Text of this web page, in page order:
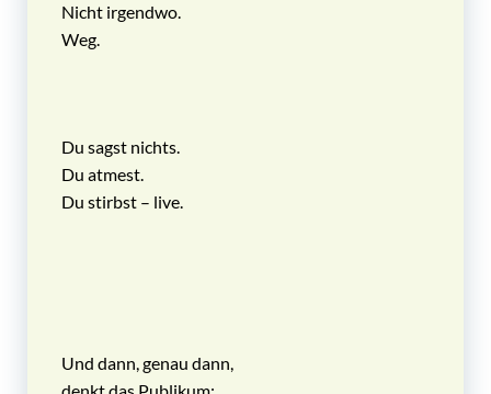
Nicht irgendwo.
Weg.
Du sagst nichts.
Du atmest.
Du stirbst – live.
Und dann, genau dann,